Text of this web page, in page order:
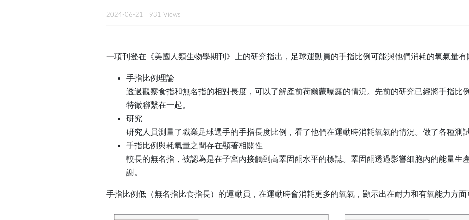
2024-06-21 931 Views
一項刊登在《美國人類生物學期刊》上的研究指出，足球運動員的手指比例可能與他們消耗的氧氣量有
手指比例理論
透過觀察食指和無名指的相對長度，可以了解產前荷爾蒙曝露的情況。先前的研究已經將手指比
特徵聯繫在一起。
研究
研究人員測量了職業足球選手的手指長度比例，看了他們在運動時消耗氧氣的情況。做了各種測
手指比例與耗氧量之間存在顯著相關性
較長的無名指，被認為是在子宮內接觸到高睪固酮水平的標誌。睪固酮透過影響細胞內的能量生
謝。
手指比例低（無名指比食指長）的運動員，在運動時會消耗更多的氧氣，顯示出在耐力和有氧能力方面